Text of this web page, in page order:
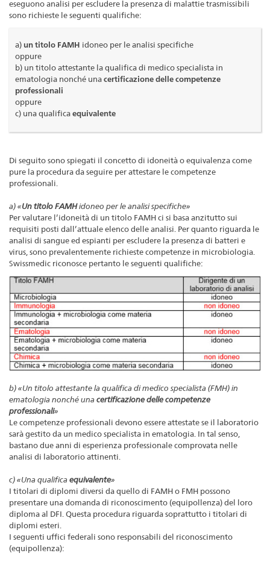
eseguono analisi per escludere la presenza di malattie trasmissibili
sono richieste le seguenti qualifiche:
a) untitolo FAMH idoneo per le analisi specifiche
oppure
b) un titolo attestante la qualifica di medico specialista in
ematologia nonché unacertificazione delle competenze
professionali
oppure
c) una qualificaequivalente
Di seguito sono spiegati il concetto di idoneità o equivalenza come
pure la procedura da seguire per attestare le competenze
professionali.
a) «Un titolo FAMHidoneo per le analisi specifiche»
Per valutare l’idoneità di un titolo FAMH ci si basa anzitutto sui
requisiti posti dall’attuale elenco delle analisi. Per quanto riguarda le
analisi di sangue ed espianti per escludere la presenza di batteri e
virus, sono prevalentemente richieste competenze in microbiologia.
Swissmedic riconosce pertanto le seguenti qualifiche:
b) «Un titolo attestante la qualifica di medico specialista (FMH) in
ematologia nonché una certificazione delle competenze
professionali»
Le competenze professionali devono essere attestate se il laboratorio
sarà gestito da un medico specialista in ematologia. In tal senso,
bastano due anni di esperienza professionale comprovata nelle
analisi di laboratorio attinenti.
c) «Una qualifica equivalente»
I titolari di diplomi diversi da quello di FAMH o FMH possono
presentare una domanda di riconoscimento (equipollenza) del loro
diploma al DFI. Questa procedura riguarda soprattutto i titolari di
diplomi esteri.
I seguenti uffici federali sono responsabili del riconoscimento
(equipollenza):